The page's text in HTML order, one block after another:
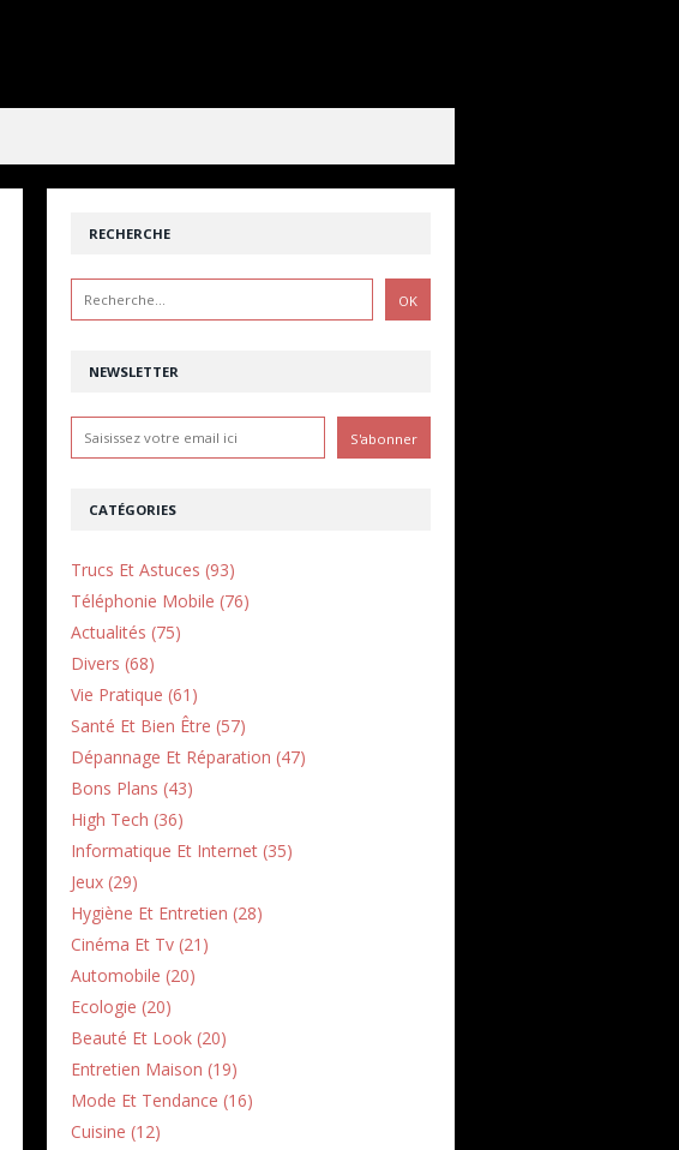
NEWSLETTER
RECHERCHE
CATÉGORIES
Trucs Et Astuces (93)
Téléphonie Mobile (76)
Actualités (75)
Divers (68)
Vie Pratique (61)
Santé Et Bien Être (57)
Dépannage Et Réparation (47)
Bons Plans (43)
High Tech (36)
Informatique Et Internet (35)
Jeux (29)
Hygiène Et Entretien (28)
Cinéma Et Tv (21)
Automobile (20)
Ecologie (20)
Beauté Et Look (20)
Entretien Maison (19)
Mode Et Tendance (16)
Cuisine (12)